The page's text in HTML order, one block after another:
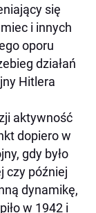
się
i innych
oporu
działań
Hitlera
aktywność
dopiero w
gdy było
czy później
dynamikę,
w 1942 i